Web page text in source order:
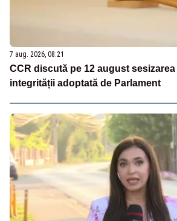
7 aug. 2026, 08:21
CCR discută pe 12 august
integrității adoptată de Parlament